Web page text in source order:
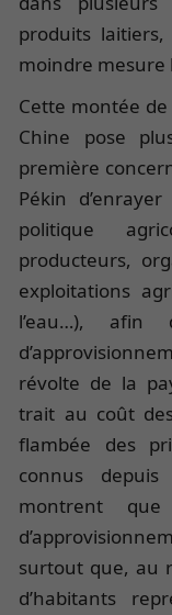
produits
moindre mesure
Cette montée
Chine pose
première
Pékin
politique
producteurs,
exploitations
l’eau…), afin
révolte de la
trait au coût
flambée des
connus
montrent
surtout que, au
d’habitants